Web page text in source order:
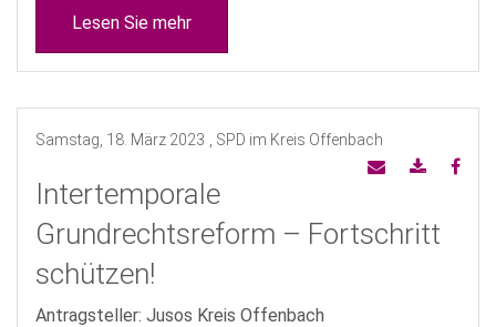
Lesen Sie mehr
Samstag, 18. März 2023 , SPD im Kreis Offenbach
Intertemporale
Grundrechtsreform – Fortschritt
schützen!
Antragsteller: Jusos Kreis Offenbach